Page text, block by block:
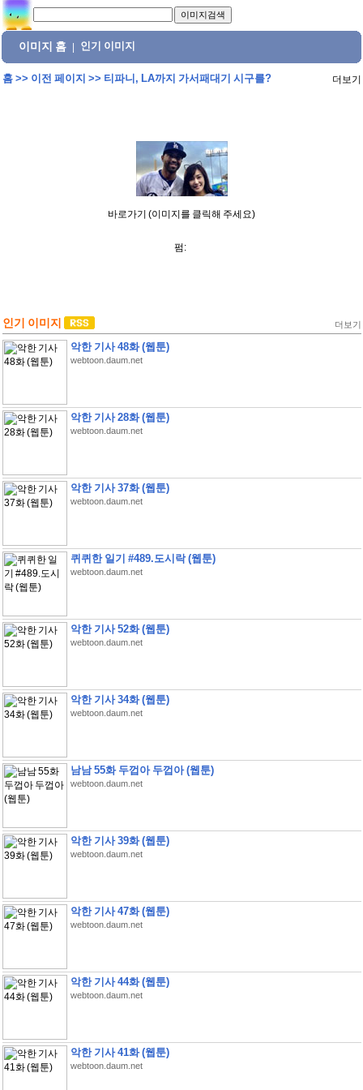
이미지 홈 인기 이미지
홈>> 이전 페이지 >> 티파니, LA까지 가서패대기 시구를? 더보기
바로가기 (이미지를 클릭해 주세요)
펌:
인기 이미지 더보기
악한 기사 48화 (웹툰)
webtoon.daum.net
악한 기사 28화 (웹툰)
webtoon.daum.net
악한 기사 37화 (웹툰)
webtoon.daum.net
퀴퀴한 일기 #489.도시락 (웹툰)
webtoon.daum.net
악한 기사 52화 (웹툰)
webtoon.daum.net
악한 기사 34화 (웹툰)
webtoon.daum.net
남남 55화 두껍아 두껍아 (웹툰)
webtoon.daum.net
악한 기사 39화 (웹툰)
webtoon.daum.net
악한 기사 47화 (웹툰)
webtoon.daum.net
악한 기사 44화 (웹툰)
webtoon.daum.net
악한 기사 41화 (웹툰)
webtoon.daum.net